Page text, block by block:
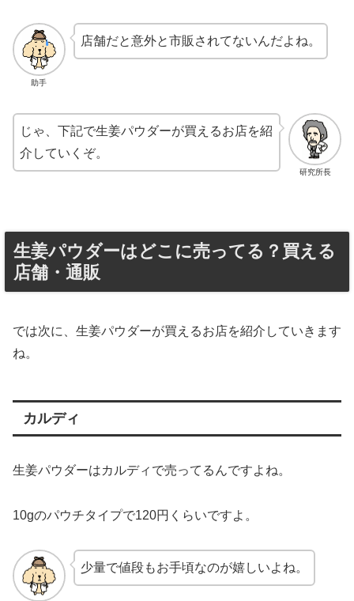
助手
店舗だと意外と市販されてないんだよね。
研究所長
じゃ、下記で生姜パウダーが買えるお店を紹
介していくぞ。
生姜パウダーはどこに売ってる？買える
店舗・通販
では次に、生姜パウダーが買えるお店を紹介していきます
ね。
カルディ
生姜パウダーはカルディで売ってるんですよね。
10gのパウチタイプで120円くらいですよ。
少量で値段もお手頃なのが嬉しいよね。